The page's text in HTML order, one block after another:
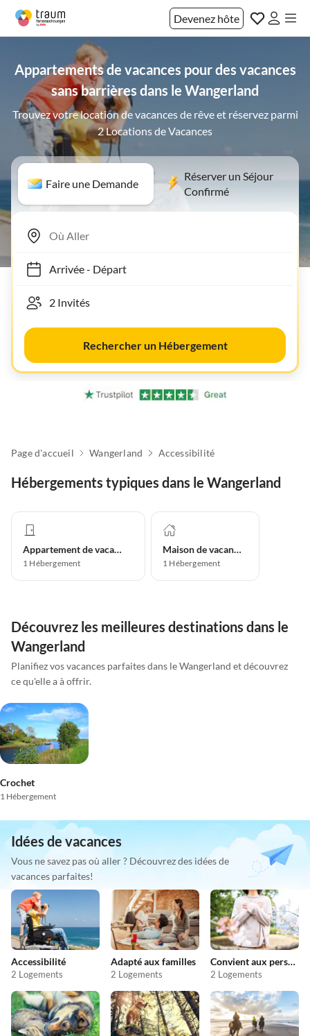
Devenez hôte
Appartements de vacances pour des vacances
sans barrières dans le Wangerland
Trouvez votre location de vacances de rêve et réservez parmi
2 Locations de Vacances
Faire une Demande
Réserver un Séjour
Confirmé
Arrivée- Départ
Rechercher un Hébergement
Page d'accueil Wangerland Accessibilité
Hébergements typiques dans le Wangerland
Appartement de vacances
1 Hébergement
Maison de vacances
1 Hébergement
Découvrez les meilleures destinations dans le
Wangerland
Planifiez vos vacances parfaites dans le Wangerland et découvrez
ce qu'elle a à offrir.
Crochet
1 Hébergement
Idées de vacances
Vous ne savez pas où aller ? Découvrez des idées de
vacances parfaites!
Accessibilité
2 Logements
Adapté aux familles
2 Logements
Convient aux personnes allergiques
2 Logements